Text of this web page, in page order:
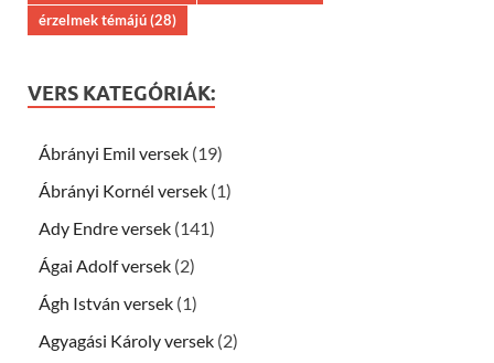
érzelmek témájú(28)
VERS KATEGÓRIÁK:
Ábrányi Emil versek (19)
Ábrányi Kornél versek (1)
Ady Endre versek (141)
Ágai Adolf versek (2)
Ágh István versek (1)
Agyagási Károly versek (2)